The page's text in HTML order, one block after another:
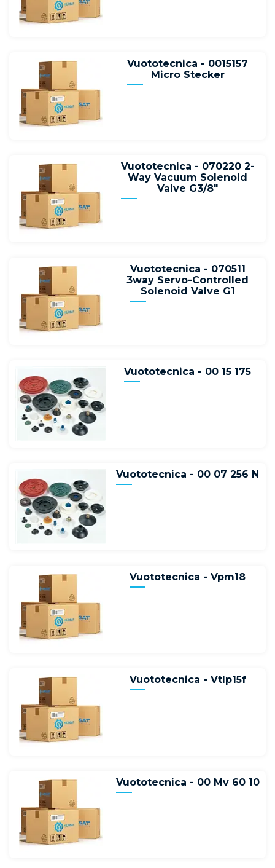
Vuototecnica - 0015157
Micro Stecker
Vuototecnica - 070220 2-
Way Vacuum Solenoid
Valve G3/8"
Vuototecnica - 070511
3way Servo-Controlled
Solenoid Valve G1
Vuototecnica - 00 15 175
Vuototecnica - 00 07 256 N
Vuototecnica - Vpm18
Vuototecnica - Vtlp15f
Vuototecnica - 00 Mv 60 10